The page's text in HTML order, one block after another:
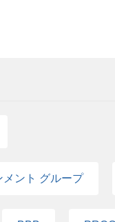
メント グループ